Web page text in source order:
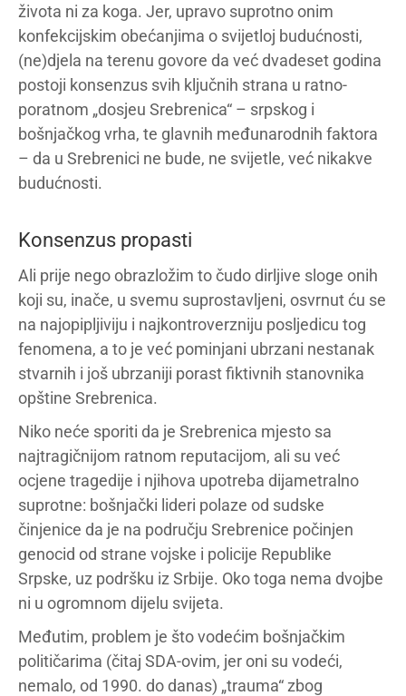
života ni za koga. Jer, upravo suprotno onim
konfekcijskim obećanjima o svijetloj budućnosti,
(ne)djela na terenu govore da već dvadeset godina
postoji konsenzus svih ključnih strana u ratno-
poratnom „dosjeu Srebrenica“ – srpskog i
bošnjačkog vrha, te glavnih međunarodnih faktora
– da u Srebrenici ne bude, ne svijetle, već nikakve
budućnosti.
Konsenzus propasti
Ali prije nego obrazložim to čudo dirljive sloge onih
koji su, inače, u svemu suprostavljeni, osvrnut ću se
na najopipljiviju i najkontroverzniju posljedicu tog
fenomena, a to je već pominjani ubrzani nestanak
stvarnih i još ubrzaniji porast fiktivnih stanovnika
opštine Srebrenica.
Niko neće sporiti da je Srebrenica mjesto sa
najtragičnijom ratnom reputacijom, ali su već
ocjene tragedije i njihova upotreba dijametralno
suprotne: bošnjački lideri polaze od sudske
činjenice da je na području Srebrenice počinjen
genocid od strane vojske i policije Republike
Srpske, uz podršku iz Srbije. Oko toga nema dvojbe
ni u ogromnom dijelu svijeta.
Međutim, problem je što vodećim bošnjačkim
političarima (čitaj SDA-ovim, jer oni su vodeći,
nemalo, od 1990. do danas) „trauma“ zbog